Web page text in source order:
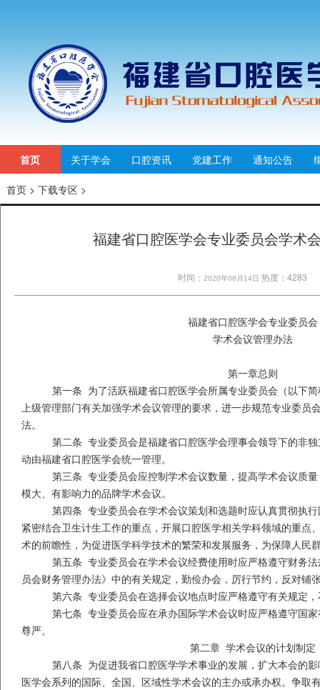
首页 关于学会 口腔资讯 党建工作 通知公告
首页 > 下载专区 >
福建省口腔医学会专业委员会学术
时间：2020年08月14日 热度：4283
福建省口腔医学会专业委员会
学术会议管理办法
第一章总则
第一条 为了活跃福建省口腔医学会所属专业委员会（以下
上级管理部门有关加强学术会议管理的要求，进一步规范专业委员
法。
第二条 专业委员会是福建省口腔医学会理事会领导下的非
动由福建省口腔医学会统一管理。
第三条 专业委员会应控制学术会议数量，提高学术会议质
模大、有影响力的品牌学术会议。
第四条 专业委员会在学术会议策划和选题时应认真贯彻执
紧密结合卫生计生工作的重点，开展口腔医学相关学科领域的重点
术的前瞻性，为促进医学科学技术的繁荣和发展服务，为保障人民
第五条 专业委员会在学术会议经费使用时应严格遵守财务
员会财务管理办法》中的有关规定，勤俭办会，厉行节约，反对铺
第六条 专业委员会在选择会议地点时应严格遵守有关规定
第七条 专业委员会应在承办国际学术会议时应严格遵守国
尊严。
第二章 学术会议的计划制定
第八条 为促进我省口腔医学学术事业的发展，扩大本会的
医学会系列的国际、全国、区域性学术会议的主办或承办权。争取